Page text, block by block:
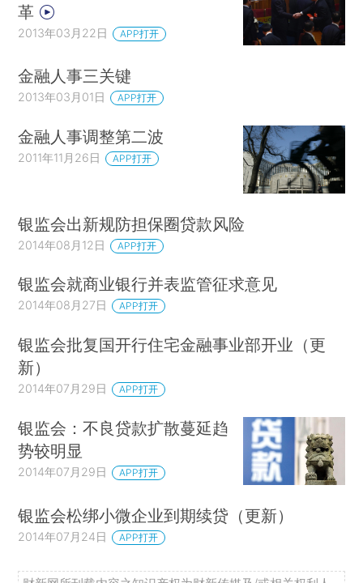
革
2013年03月22日 APP打开
金融人事三关键
2013年03月01日 APP打开
金融人事调整第二波
2011年11月26日 APP打开
银监会出新规防担保圈贷款风险
2014年08月12日 APP打开
银监会就商业银行并表监管征求意见
2014年08月27日 APP打开
银监会批复国开行住宅金融事业部开业（更
新）
2014年07月29日 APP打开
银监会：不良贷款扩散蔓延趋
势较明显
2014年07月29日 APP打开
银监会松绑小微企业到期续贷（更新）
2014年07月24日 APP打开